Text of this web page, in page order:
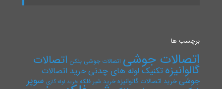
برچسب ها
اتصالات جوشی اتصالات جوشی بنکن اتصالات
گالوانیزهتکنیک لوله های چدنیخرید اتصالات
جوشیخرید اتصالات گالوانیزه خرید شیر فلکه خرید لوله گازی سوپر